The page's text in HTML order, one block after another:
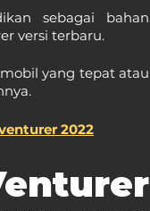
sebagai bahan
versi terbaru.
yang tepat atau
2022